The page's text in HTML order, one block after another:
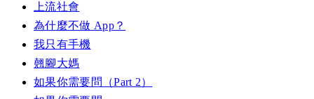
上流社會
為什麼不做 App？
我只有手機
翹腳大媽
如果你需要問（Part 2）